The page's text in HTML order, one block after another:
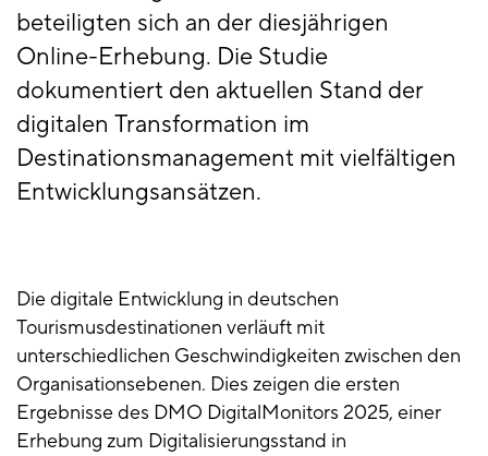
beteiligten sich an der diesjährigen
Online-Erhebung. Die Studie
dokumentiert den aktuellen Stand der
digitalen Transformation im
Destinationsmanagement mit vielfältigen
Entwicklungsansätzen.
Die digitale Entwicklung in deutschen
Tourismusdestinationen verläuft mit
unterschiedlichen Geschwindigkeiten zwischen den
Organisationsebenen. Dies zeigen die ersten
Ergebnisse des DMO DigitalMonitors 2025, einer
Erhebung zum Digitalisierungsstand in